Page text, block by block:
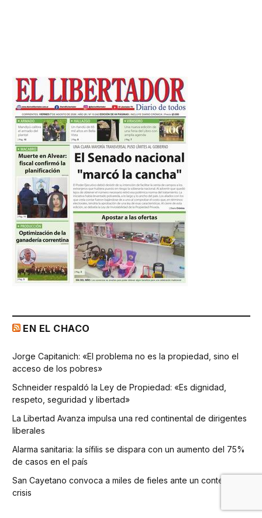
EN EL CHACO
Jorge Capitanich: «El problema no es la propiedad, sino el
acceso de los pobres»
Schneider respaldó la Ley de Propiedad: «Es dignidad,
respeto, seguridad y libertad»
La Libertad Avanza impulsa una red continental de dirigentes
liberales
Alarma sanitaria: la sífilis se dispara con un aumento del 75%
de casos en el país
San Cayetano convoca a miles de fieles ante un contexto de
crisis